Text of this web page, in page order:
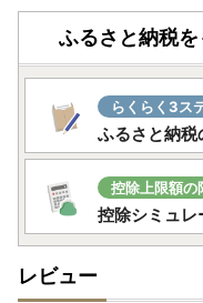
問い合わせくださいま
国東市ふるさと納
TEL：0978-72-5175
FAX：0978-72-5182
ふるさと納税
らくらく3ス
ふるさと納税
控除上限額の
控除シミュレ
レビュー